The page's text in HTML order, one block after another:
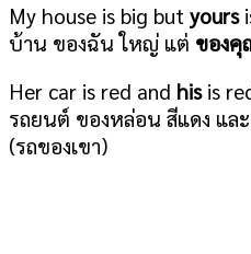
My house is big but yours
บ้าน ของฉัน ใหญ่ แต่ ของ
Her car is red and hisis
รถยนต์ ของหล่อน สีแดง และ
(รถของเขา)